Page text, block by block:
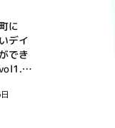
に
デイ
でき
師・